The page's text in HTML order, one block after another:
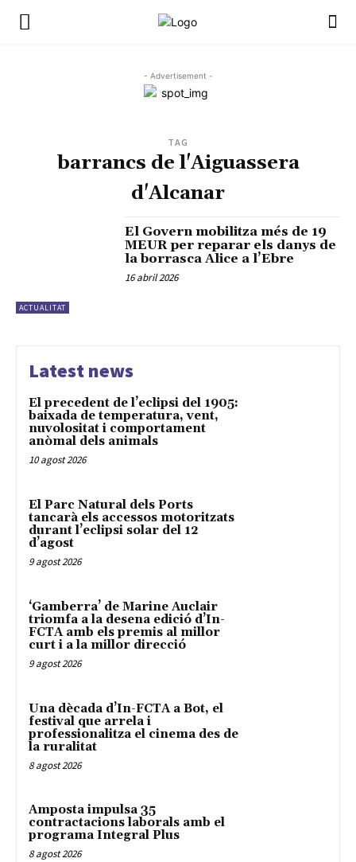
- Advertisement -
TAG
barrancs de l'Aiguassera
d'Alcanar
ACTUALITAT
El Govern mobilitza més de 19
MEUR per reparar els danys de
la borrasca Alice a l’Ebre
16 abril 2026
Latest news
El precedent de l’eclipsi del 1905:
baixada de temperatura, vent,
nuvolositat i comportament
anòmal dels animals
10 agost 2026
El Parc Natural dels Ports
tancarà els accessos motoritzats
durant l’eclipsi solar del 12
d’agost
9 agost 2026
‘Gamberra’ de Marine Auclair
triomfa a la desena edició d’In-
FCTA amb els premis al millor
curt i a la millor direcció
9 agost 2026
Una dècada d’In-FCTA a Bot, el
festival que arrela i
professionalitza el cinema des de
la ruralitat
8 agost 2026
Amposta impulsa 35
contractacions laborals amb el
programa Integral Plus
8 agost 2026